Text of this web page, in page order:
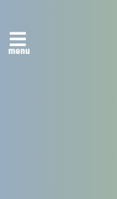
menu